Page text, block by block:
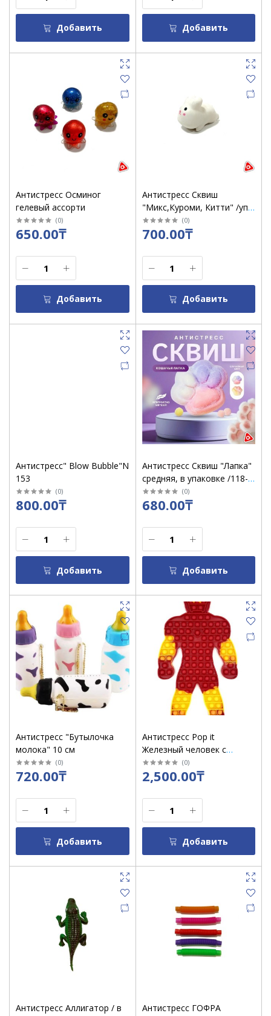
Добавить Добавить
Антистресс Осминог
гелевый ассорти
(0)
650.00₸
Добавить
Антистресс Сквиш
"Микс,Куроми, Китти" /уп
12 шт
(0)
700.00₸
Добавить
Антистресс" Blow Bubble"N
153
(0)
800.00₸
Добавить
Антистресс Сквиш "Лапка"
средняя, в упаковке /118-
10
(0)
680.00₸
Добавить
Антистресс "Бутылочка
молока" 10 см
(0)
720.00₸
Добавить
Антистресс Pop it
Железный человек с
кубиком
(0)
2,500.00₸
Добавить
Антистресс Аллигатор / в
Антистресс ГОФРА